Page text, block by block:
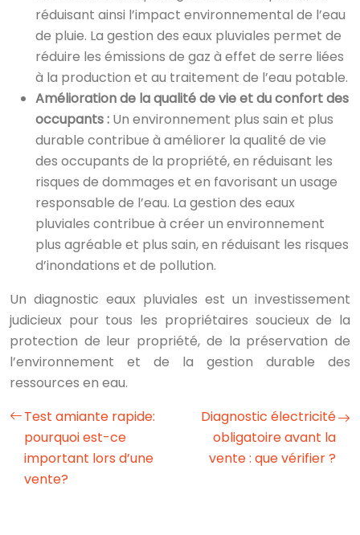
réduisant ainsi l’impact environnemental de l’eau
de pluie. La gestion des eaux pluviales permet de
réduire les émissions de gaz à effet de serre liées
à la production et au traitement de l’eau potable.
Amélioration de la qualité de vie et du confort des
occupants : Un environnement plus sain et plus
durable contribue à améliorer la qualité de vie
des occupants de la propriété, en réduisant les
risques de dommages et en favorisant un usage
responsable de l’eau. La gestion des eaux
pluviales contribue à créer un environnement
plus agréable et plus sain, en réduisant les risques
d’inondations et de pollution.
Un diagnostic eaux pluviales est un investissement
judicieux pour tous les propriétaires soucieux de la
protection de leur propriété, de la préservation de
l’environnement et de la gestion durable des
ressources en eau.
Test amiante rapide:
pourquoi est-ce
important lors d’une
vente?
Diagnostic électricité
obligatoire avant la
vente : que vérifier ?